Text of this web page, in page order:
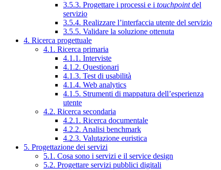
3.5.3. Progettare i processi e i touchpointdel
servizio
3.5.4. Realizzare l’interfaccia utente del servizio
3.5.5. Validare la soluzione ottenuta
4. Ricerca progettuale
4.1. Ricerca primaria
4.1.1. Interviste
4.1.2. Questionari
4.1.3. Test di usabilità
4.1.4. Web analytics
4.1.5. Strumenti di mappatura dell’esperienza
utente
4.2. Ricerca secondaria
4.2.1. Ricerca documentale
4.2.2. Analisi benchmark
4.2.3. Valutazione euristica
5. Progettazione dei servizi
5.1. Cosa sono i servizi e il service design
5.2. Progettare servizi pubblici digitali